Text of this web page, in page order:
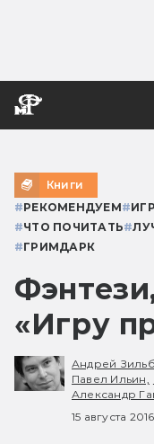
Книги
#РЕКОМЕНДУЕМ#
#ЧТО ПОЧИТАТЬ#
#ГРИМДАРК
«Игру
Андрей
Павел Ильин,
Александр
15 августа 2016